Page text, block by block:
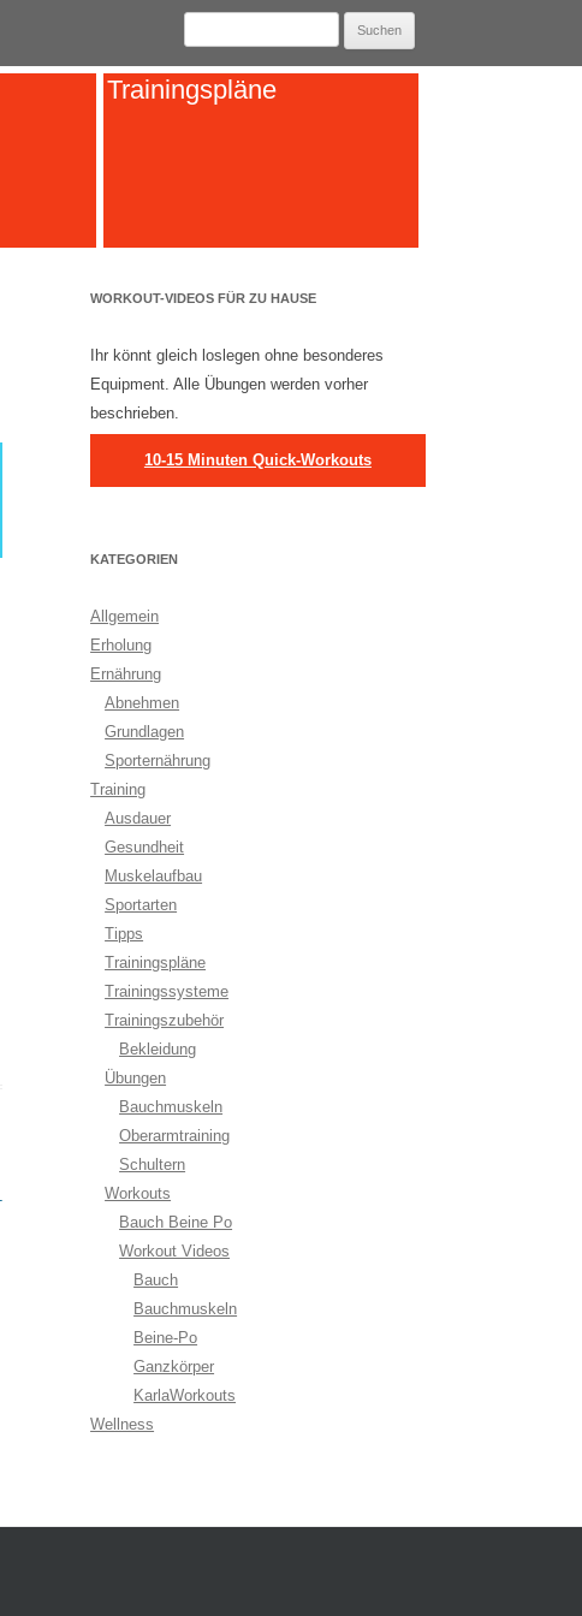
Suchen
Trainingspläne
WORKOUT-VIDEOS FÜR ZU HAUSE
Ihr könnt gleich loslegen ohne besonderes
Equipment. Alle Übungen werden vorher
beschrieben.
10-15 Minuten Quick-Workouts
KATEGORIEN
Allgemein
Erholung
Ernährung
Abnehmen
Grundlagen
Sporternährung
Training
Ausdauer
Gesundheit
Muskelaufbau
Sportarten
Tipps
Trainingspläne
Trainingssysteme
Trainingszubehör
Bekleidung
Übungen
Bauchmuskeln
Oberarmtraining
Schultern
Workouts
Bauch Beine Po
Workout Videos
Bauch
Bauchmuskeln
Beine-Po
Ganzkörper
KarlaWorkouts
Wellness